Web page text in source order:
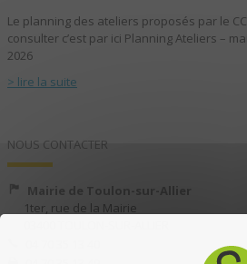
Le planning des ateliers proposés par le
consulter c’est par ici Planning Ateliers –
2026
> lire la suite
NOUS CONTACTER
Mairie de Toulon-sur-Allier
1ter, rue de la Mairie